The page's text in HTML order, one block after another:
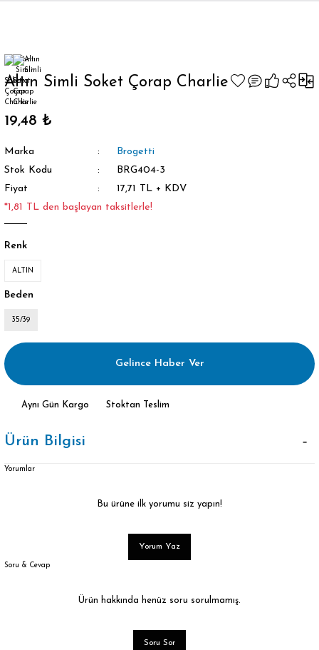
Altın Simli Soket Çorap Charlie
19,48 ₺
Marka
Brogetti
Stok Kodu
BRG404-3
Fiyat
17,71 TL + KDV
*1,81 TL den başlayan taksitlerle!
Renk
ALTIN
Beden
35/39
Gelince Haber Ver
Aynı Gün Kargo Stoktan Teslim
Ürün Bilgisi
Yorumlar
Bu ürüne ilk yorumu siz yapın!
Yorum Yaz
Soru & Cevap
Ürün hakkında henüz soru sorulmamış.
Soru Sor